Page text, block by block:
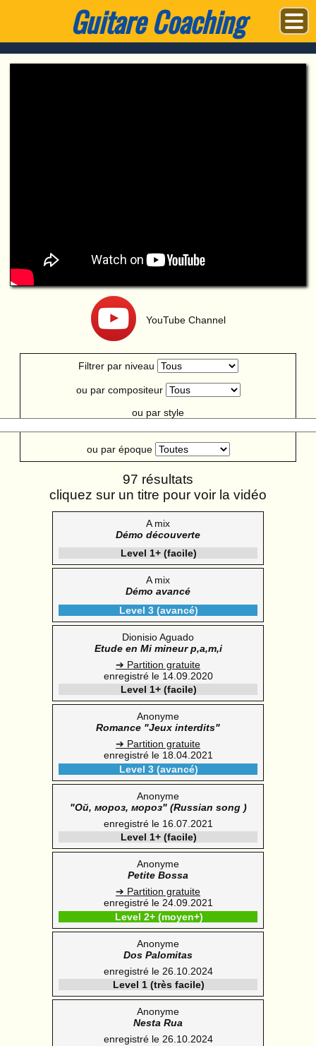
Guitare Coaching
YouTube Channel
Filtrer par niveau
ou par compositeur
ou par style
ou par époque
97 résultats
cliquez sur un titre pour voir la vidéo
A mix
Démo découverte
Level 1+ (facile)
A mix
Démo avancé
Level 3 (avancé)
Dionisio Aguado
Etude en Mi mineur p,a,m,i
➔ Partition gratuite
enregistré le 14.09.2020
Level 1+ (facile)
Anonyme
Romance "Jeux interdits"
➔ Partition gratuite
enregistré le 18.04.2021
Level 3 (avancé)
Anonyme
"Ой, мороз, мороз" (Russian song )
enregistré le 16.07.2021
Level 1+ (facile)
Anonyme
Petite Bossa
➔ Partition gratuite
enregistré le 24.09.2021
Level 2+ (moyen+)
Anonyme
Dos Palomitas
enregistré le 26.10.2024
Level 1 (très facile)
Anonyme
Nesta Rua
enregistré le 26.10.2024